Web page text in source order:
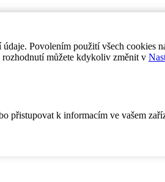
Povolením použití všech cookies
rozhodnutí můžete kdykoliv změnit v
přistupovat k informacím ve vašem